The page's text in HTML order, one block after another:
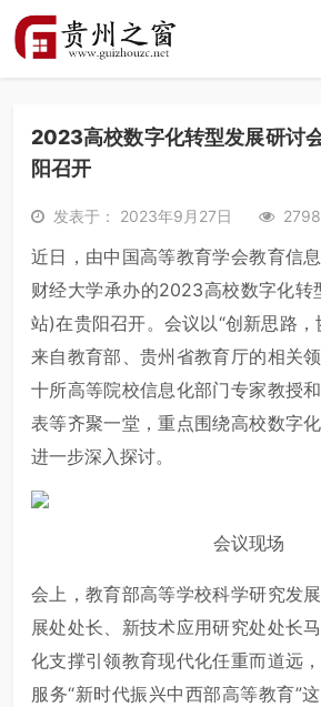
2023高校数字化转型发展研讨
阳召开
发表于： 2023年9月27日
近日，由中国高等教育学会教育信
财经大学承办的2023高校数字化转
站)在贵阳召开。会议以“创新思路，
来自教育部、贵州省教育厅的相关
十所高等院校信息化部门专家教授
表等齐聚一堂，重点围绕高校数字
进一步深入探讨。
会议现场
会上，教育部高等学校科学研究发
展处处长、新技术应用研究处处长
化支撑引领教育现代化任重而道远
服务“新时代振兴中西部高等教育”